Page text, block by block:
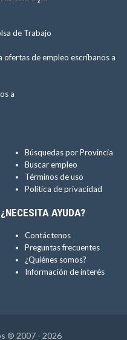
de Trabajo
de empleo escríbanos a
a
Búsquedas por Provincia
Buscar empleo
Términos de uso
Política de privacidad
¿NECESITA AYUDA?
Contáctenos
Preguntas frecuentes
¿Quiénes somos?
Información de interés
® 2007 - 2026